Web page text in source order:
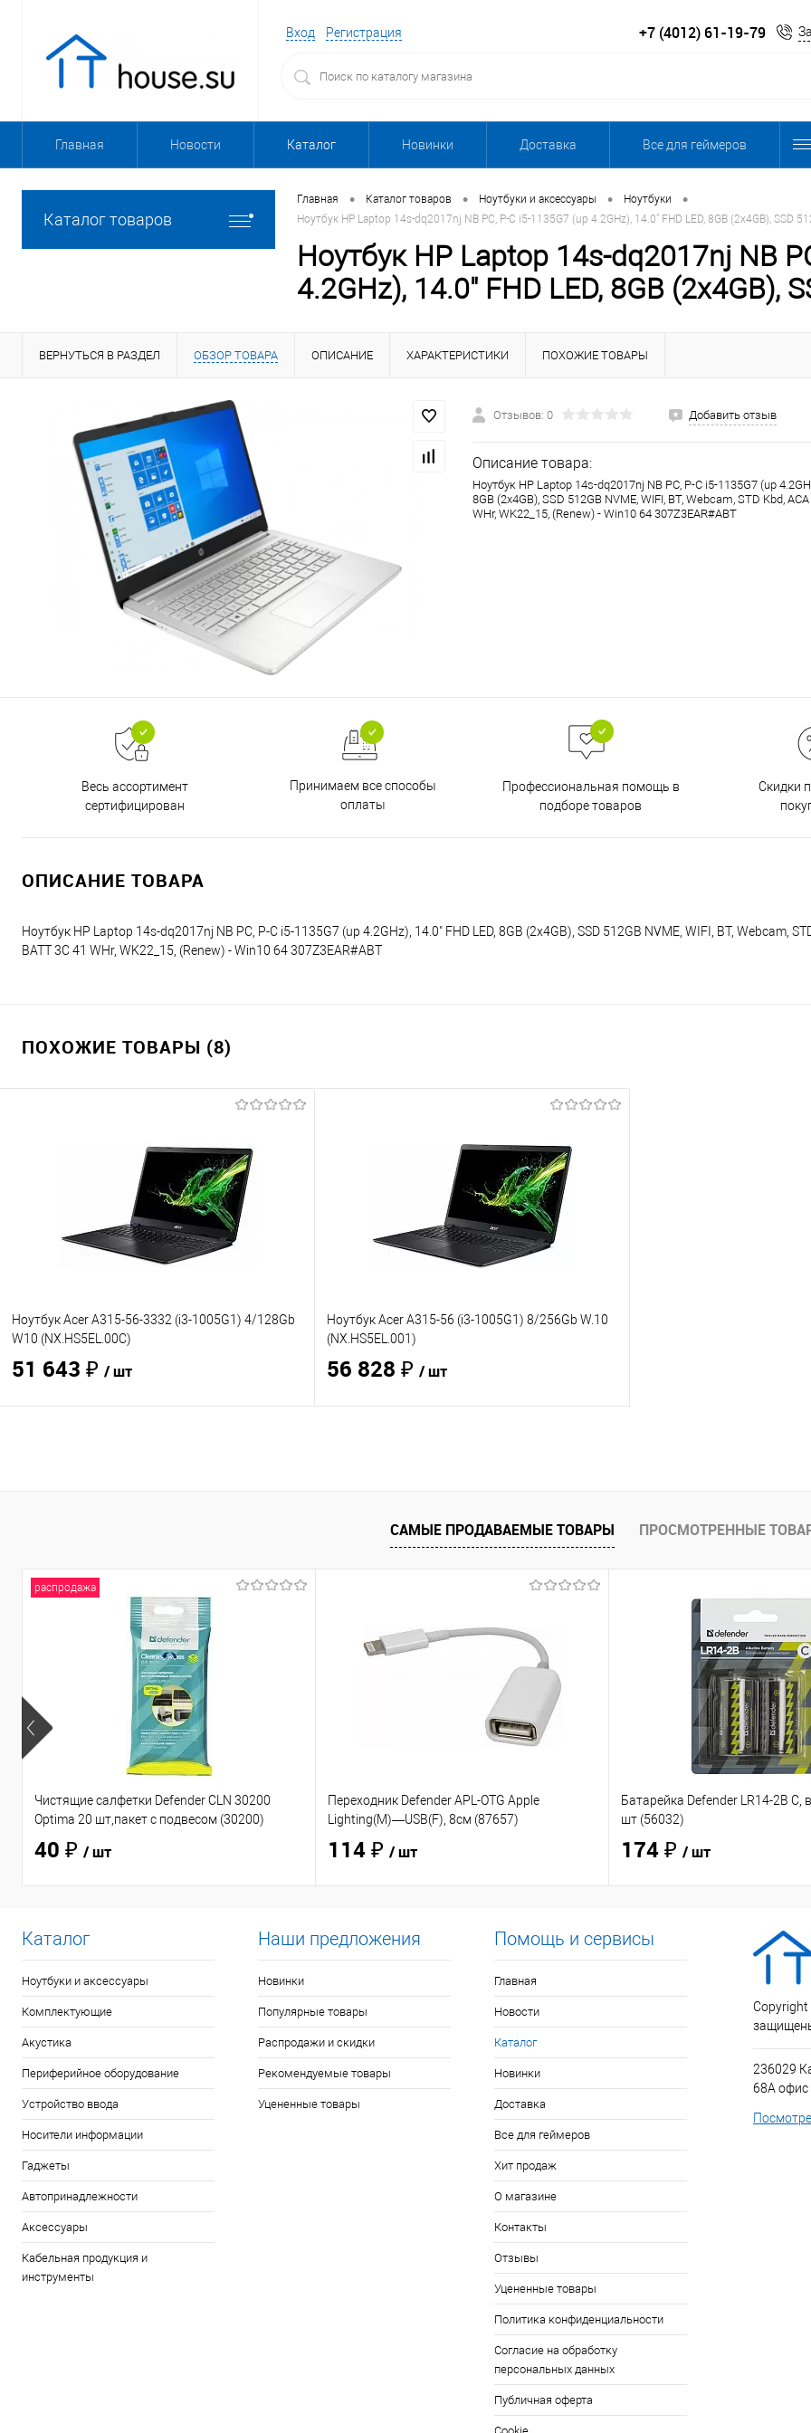
Вход Регистрация +7 (4012) 61-19-79
Главная Новости Каталог Новинки Доставка Все для геймеров
Каталог товаров
Главная • Каталог товаров • Ноутбуки и аксессуары • Ноутбуки •
Ноутбук HP Laptop 14s-dq2017nj NB PC, P-C i5-1135G7 (up 4.2GHz), 14.0" FHD LED, 8GB (2x4GB), SSD
Ноутбук HP Laptop 14s-dq2017nj NB
4.2GHz), 14.0" FHD LED, 8GB (2x4GB),
ВЕРНУТЬСЯ В РАЗДЕЛ ОБЗОР ТОВАРА ОПИСАНИЕ ХАРАКТЕРИСТИКИ ПОХОЖИЕ ТОВАРЫ
Отзывов: 0 Добавить отзыв
Описание товара:
Ноутбук HP Laptop 14s-dq2017nj NB PC, P-C i5-1135G7 (up
8GB (2x4GB), SSD 512GB NVME, WIFI, BT, Webcam, STD Kbd,
WHr, WK22_15, (Renew) - Win10 64 307Z3EAR#ABT
Весь ассортимент
сертифицирован
Принимаем все способы
оплаты
Профессиональная помощь в
подборе товаров
Скидки
ОПИСАНИЕ ТОВАРА
Ноутбук HP Laptop 14s-dq2017nj NB PC, P-C i5-1135G7 (up 4.2GHz), 14.0" FHD LED, 8GB (2x4GB), SSD 512GB NVME, WIFI, BT, Webcam,
BATT 3C 41 WHr, WK22_15, (Renew) - Win10 64 307Z3EAR#ABT
ПОХОЖИЕ ТОВАРЫ (8)
Ноутбук Acer A315-56-3332 (i3-1005G1) 4/128Gb
W10 (NX.HS5EL.00C)
51 643 ₽ / шт
Купить в 1 клик
Сравнение
Ноутбук Acer A315-56 (i3-1005G1) 8/256Gb W.10
(NX.HS5EL.001)
56 828 ₽ / шт
Купить в 1 клик
Сравнение
В избранное
В наличии- 3 шт.
САМЫЕ ПРОДАВАЕМЫЕ ТОВАРЫ ПРОСМОТРЕННЫЕ
распродажа
Чистящие салфетки Defender CLN 30200
Optima 20 шт,пакет с подвесом (30200)
40 ₽ / шт
Переходник Defender APL-OTG Apple
Lighting(M)—USB(F), 8см (87657)
114 ₽ / шт
Батарейка Defender LR14-2B C,
шт (56032)
174 ₽ / шт
Каталог
Ноутбуки и аксессуары
Комплектующие
Акустика
Периферийное оборудование
Устройство ввода
Носители информации
Гаджеты
Автопринадлежности
Аксессуары
Кабельная продукция и
инструменты
Наши предложения
Новинки
Популярные товары
Распродажи и скидки
Рекомендуемые товары
Уцененные товары
Помощь и сервисы
Главная
Новости
Каталог
Новинки
Доставка
Все для геймеров
Хит продаж
О магазине
Контакты
Отзывы
Уцененные товары
Политика конфиденциальности
Согласие на обработку
персональных данных
Публичная оферта
Copyright
236029
68А офис